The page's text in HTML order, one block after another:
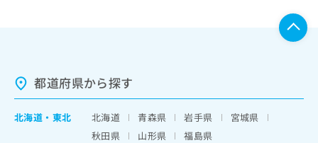
都道府県から探す
北海道 ・ 東北 北海道 青森県 岩手県
宮城県
秋田県
山形県
福島県